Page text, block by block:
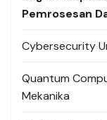
Pemrosesan
Cybersecurity
Quantum
Mekanika